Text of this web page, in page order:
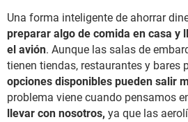
Una forma inteligente de ahorrar
preparar algo de comida en casa y
el avión. Aunque las salas de
tienen tiendas, restaurantes y bares
opciones disponibles pueden salir
problema viene cuando pensamos
llevar con nosotros, ya que las